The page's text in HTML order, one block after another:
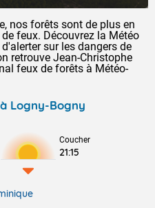
nos forêts sont de plus en
feux. Découvrez la Météo
sur les dangers de
retrouve Jean-Christophe
feux de forêts à Météo-
Logny-Bogny
Coucher
21:15